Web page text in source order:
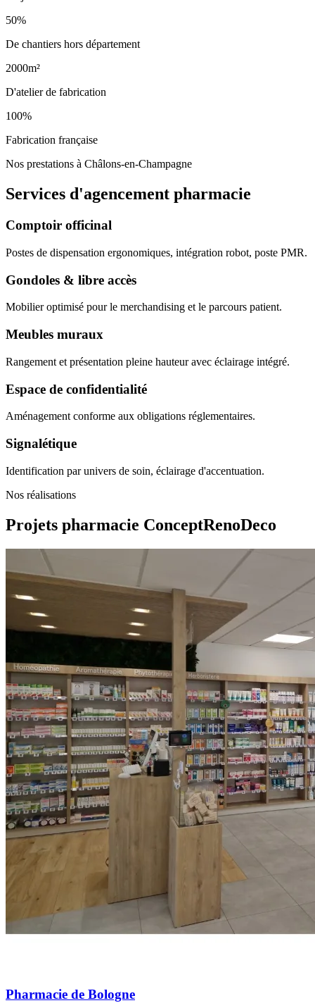
50%
De chantiers hors département
2000m²
D'atelier de fabrication
100%
Fabrication française
Nos prestations à Châlons-en-Champagne
Services d'agencement pharmacie
Comptoir officinal
Postes de dispensation ergonomiques, intégration robot, poste PMR.
Gondoles & libre accès
Mobilier optimisé pour le merchandising et le parcours patient.
Meubles muraux
Rangement et présentation pleine hauteur avec éclairage intégré.
Espace de confidentialité
Aménagement conforme aux obligations réglementaires.
Signalétique
Identification par univers de soin, éclairage d'accentuation.
Nos réalisations
Projets pharmacie ConceptRenoDeco
Pharmacie de Bologne